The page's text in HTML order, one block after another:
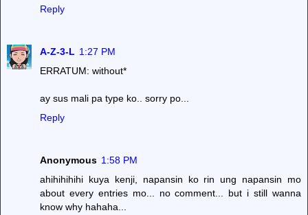
Reply
A-Z-3-L 1:27 PM
ERRATUM: without*
ay sus mali pa type ko.. sorry po...
Reply
Anonymous 1:58 PM
ahihihihihi kuya kenji, napansin ko rin ung napansin mo
about every entries mo... no comment... but i still wanna
know why hahaha...